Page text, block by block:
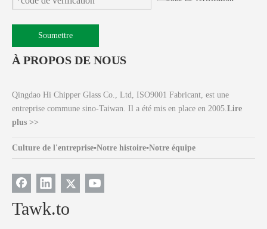
Soumettre
À PROPOS DE NOUS
Qingdao Hi Chipper Glass Co., Ltd, ISO9001 Fabricant, est une
entreprise commune sino-Taiwan. Il a été mis en place en 2005.Lire
plus >>
Culture de l'entreprise▪Notre histoire▪Notre équipe
Tawk.to